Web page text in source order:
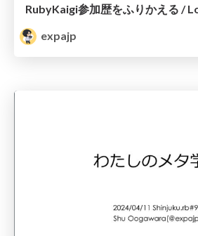
expajp